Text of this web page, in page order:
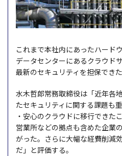
これまで本社内にあったハード
データセンターにあるクラウド
最新のセキュリティ を担保でき
水木哲郎常務取締役は「近年各地
たセキュリティに関する課題も
・ 安心のクラウドに移行できた
営業所などの拠点も含めた企業
がった。さらに大幅な経費削減
だ」と評価する。